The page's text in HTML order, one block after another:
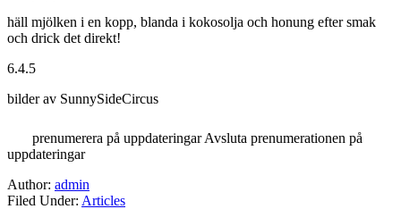
häll mjölken i en kopp, blanda i kokosolja och honung efter smak
och drick det direkt!
6.4.5
bilder av SunnySideCircus
prenumerera på uppdateringar Avsluta prenumerationen på
uppdateringar
Author: admin
Filed Under: Articles